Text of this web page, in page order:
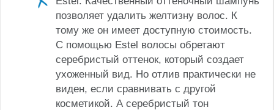
позволяет удалить желтизну волос. К
тому же он имеет доступную стоимость.
С помощью Estel волосы обретают
серебристый оттенок, который создает
ухоженный вид. Но отлив практически не
виден, если сравнивать с другой
косметикой. А серебристый тон